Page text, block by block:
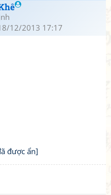
12/2013 17:17
được ẩn]